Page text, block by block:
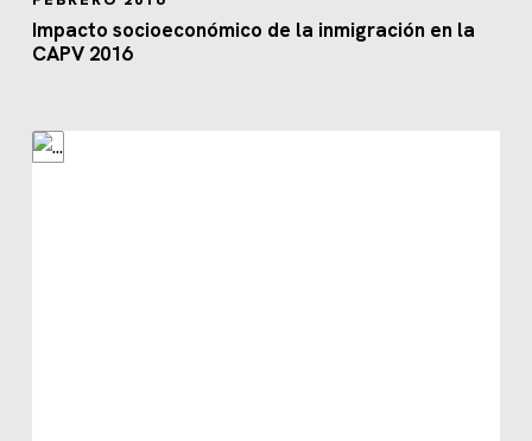
Impacto socioeconómico de la inmigración en la
CAPV 2016